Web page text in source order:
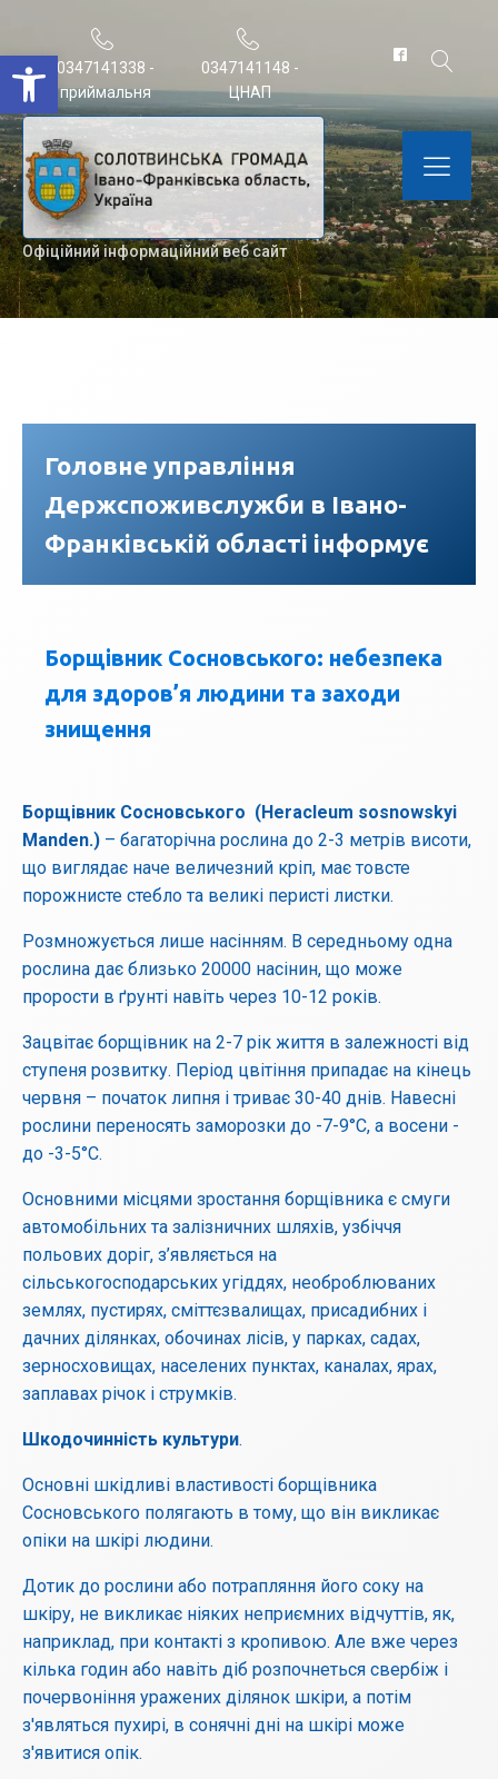
Відкрити Панель інструментів
0347141338 -
приймальня
0347141148 -
ЦНАП
Офіційний інформаційний веб сайт
Головне управління
Держспоживслужби в Івано-
Франківській області інформує
Борщівник Сосновського: небезпека
для здоров’я людини та заходи
знищення
Борщівник Сосновського (Heracleum sosnowskyi
Manden.) – багаторічна рослина до 2-3 метрів висоти,
що виглядає наче величезний кріп, має товсте
порожнисте стебло та великі перисті листки.
Розмножується лише насінням. В середньому одна
рослина дає близько 20000 насінин, що може
прорости в ґрунті навіть через 10-12 років.
Зацвітає борщівник на 2-7 рік життя в залежності від
ступеня розвитку. Період цвітіння припадає на кінець
червня – початок липня і триває 30-40 днів. Навесні
рослини переносять заморозки до -7-9°C, а восени -
до -3-5°C.
Основними місцями зростання борщівника є смуги
автомобільних та залізничних шляхів, узбіччя
польових доріг, з’являється на
сільськогосподарських угіддях, необроблюваних
землях, пустирях, сміттєзвалищах, присадибних і
дачних ділянках, обочинах лісів, у парках, садах,
зерносховищах, населених пунктах, каналах, ярах,
заплавах річок і струмків.
Шкодочинність культури.
Основні шкідливі властивості борщівника
Сосновського полягають в тому, що він викликає
опіки на шкірі людини.
Дотик до рослини або потрапляння його соку на
шкіру, не викликає ніяких неприємних відчуттів, як,
наприклад, при контакті з кропивою. Але вже через
кілька годин або навіть діб розпочнеться свербіж і
почервоніння уражених ділянок шкіри, а потім
з'являться пухирі, в сонячні дні на шкірі може
з'явитися опік.